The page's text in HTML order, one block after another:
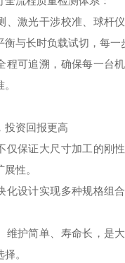
、激光干涉校准、球杆
与长时负载试切，每一
程可追溯，确保每一台
投资回报更高
仅保证大尺寸加工的刚
性。
化设计实现多种规格组
维护简单、寿命长，是
。